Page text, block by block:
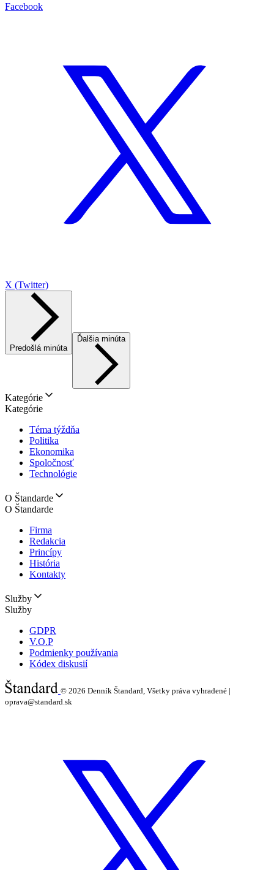
Facebook
X (Twitter)
Predošlá minúta
Ďalšia minúta
Kategórie
Kategórie
Téma týždňa
Politika
Ekonomika
Spoločnosť
Technológie
O Štandarde
O Štandarde
Firma
Redakcia
Princípy
História
Kontakty
Služby
Služby
GDPR
V.O.P
Podmienky používania
Kódex diskusií
© 2026 Denník Štandard, Všetky práva vyhradené |
oprava@standard.sk